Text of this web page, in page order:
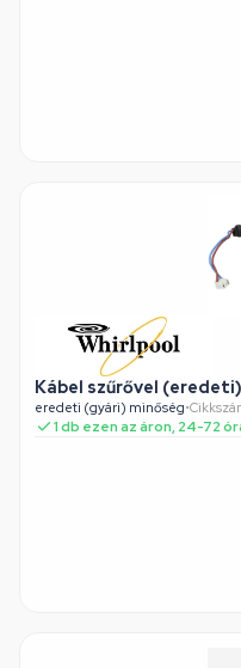
Kábel szűrővel
eredeti (gyári) minőség•
1 db ezen az áron, 24-72